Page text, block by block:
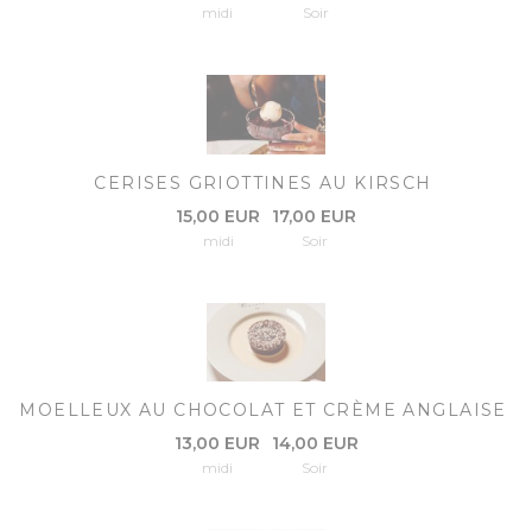
midi Soir
CERISES GRIOTTINES AU KIRSCH
15,00 EUR
midi
17,00 EUR
Soir
MOELLEUX AU CHOCOLAT ET CRÈME ANGLAISE
13,00 EUR
midi
14,00 EUR
Soir